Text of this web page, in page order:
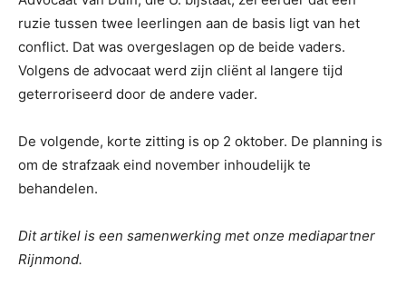
ruzie tussen twee leerlingen aan de basis ligt van het
conflict. Dat was overgeslagen op de beide vaders.
Volgens de advocaat werd zijn cliënt al langere tijd
geterroriseerd door de andere vader.
De volgende, korte zitting is op 2 oktober. De planning is
om de strafzaak eind november inhoudelijk te
behandelen.
Dit artikel is een samenwerking met onze mediapartner
Rijnmond.